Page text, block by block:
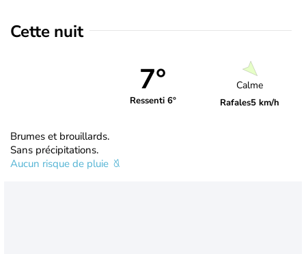
Cette nuit
7°
Ressenti 6°
Calme
Rafales5 km/h
Brumes et brouillards.
Sans précipitations.
Aucun risque de pluie